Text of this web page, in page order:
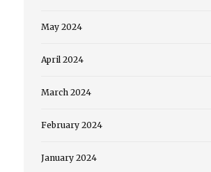
May 2024
April 2024
March 2024
February 2024
January 2024